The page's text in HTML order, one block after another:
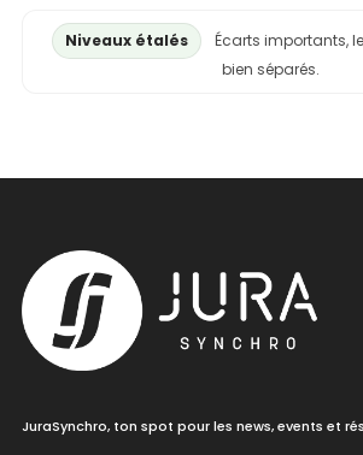
Niveaux étalés
Écarts importants,
bien séparés.
JuraSynchro, ton spot pour les news, events et